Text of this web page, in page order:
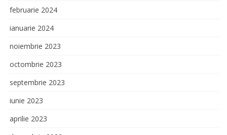
februarie 2024
ianuarie 2024
noiembrie 2023
octombrie 2023
septembrie 2023
iunie 2023
aprilie 2023